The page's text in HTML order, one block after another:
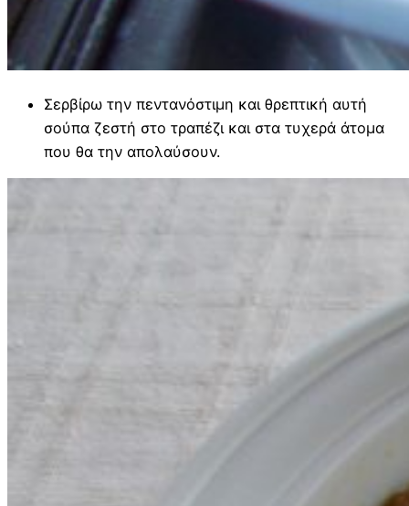
Σερβίρω την πεντανόστιμη και θρεπτική αυτή
σούπα ζεστή στο τραπέζι και στα τυχερά άτομα
που θα την απολαύσουν.